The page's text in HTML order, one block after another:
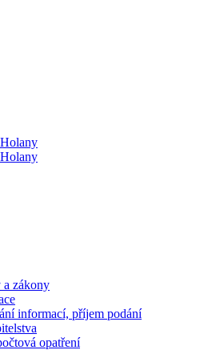
zákony
informací, příjem podání
opatření